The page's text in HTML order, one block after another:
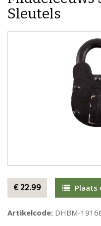
Sleutels
€ 22.99 Plaats
Artikelcode: DHBM-